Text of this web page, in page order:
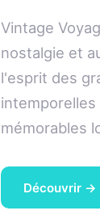
Vintage
nostalgie et
l'esprit des
mémorables
Découvrir →